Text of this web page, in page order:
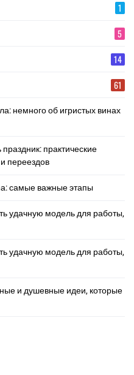
1
5
14
61
немного об игристых винах
праздник: практические
переездов
самые важные этапы
удачную модель для работы,
удачную модель для работы,
и душевные идеи, которые